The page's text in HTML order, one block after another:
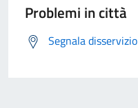
Problemi in città
Segnala disservizio